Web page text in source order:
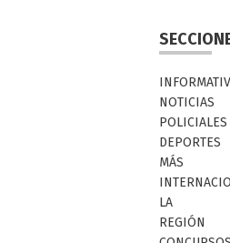
NOTICIAS
POLICIALES
DEPORTES
MÁS
LA
REGIÓN